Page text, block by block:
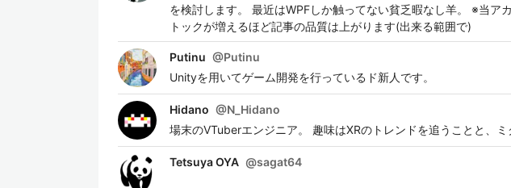
を検討します。 最近はWPFしか触ってない貧乏暇なし羊。 ※当
トックが増えるほど記事の品質は上がります(出来る範囲で)
Putinu @Putinu
Unityを用いてゲーム開発を行っているド新人です。
Hidano @N_Hidano
場末のVTuberエンジニア。 趣味はXRのトレンドを追うことと、ミ
Tetsuya OYA @sagat64